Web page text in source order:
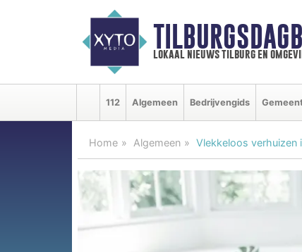
lokaal nieuws tilburg en
112 Algemeen Bedrijvengids
Home Algemeen Vlekkeloos verhuizen